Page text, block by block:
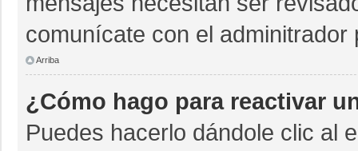
comunícate con el
Arriba
¿Cómo hago para reactivar
Puedes hacerlo dándole clic al